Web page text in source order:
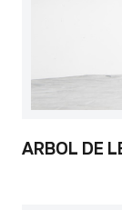
ARBOL DE